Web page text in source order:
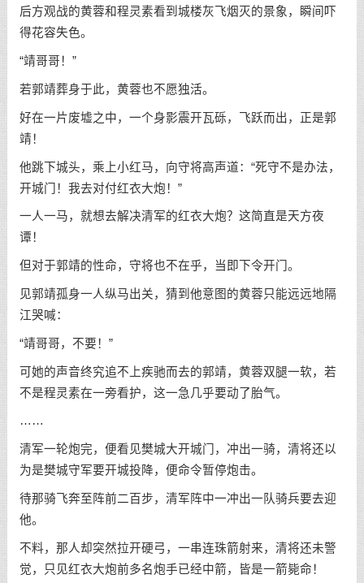
后方观战的黄蓉和程灵素看到城楼灰飞烟灭的景象，瞬间吓
得花容失色。
“靖哥哥！”
若郭靖葬身于此，黄蓉也不愿独活。
好在一片废墟之中，一个身影震开瓦砾，飞跃而出，正是郭
靖！
他跳下城头，乘上小红马，向守将高声道：“死守不是办法，
开城门！我去对付红衣大炮！”
一人一马，就想去解决清军的红衣大炮？这简直是天方夜
谭！
但对于郭靖的性命，守将也不在乎，当即下令开门。
见郭靖孤身一人纵马出关，猜到他意图的黄蓉只能远远地隔
江哭喊：
“靖哥哥，不要！”
可她的声音终究追不上疾驰而去的郭靖，黄蓉双腿一软，若
不是程灵素在一旁看护，这一急几乎要动了胎气。
……
清军一轮炮完，便看见樊城大开城门，冲出一骑，清将还以
为是樊城守军要开城投降，便命令暂停炮击。
待那骑飞奔至阵前二百步，清军阵中一冲出一队骑兵要去迎
他。
不料，那人却突然拉开硬弓，一串连珠箭射来，清将还未警
觉，只见红衣大炮前多名炮手已经中箭，皆是一箭毙命！